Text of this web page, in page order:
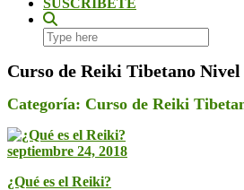
SUSCRÍBETE
here
Curso de Reiki Tibetano Nivel
Categoría: Curso de Reiki
septiembre 24, 2018
¿Qué es el Reiki?